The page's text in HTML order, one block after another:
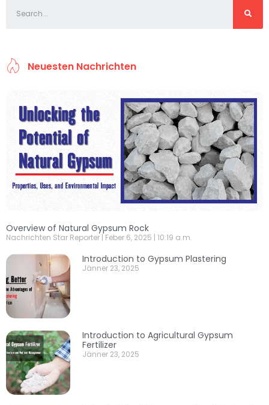
Neuesten Nachrichten
Overview of Natural Gypsum Rock
Nachrichten Star Reporter Feber 6, 2025 10:19 a.m.
Introduction to Gypsum Plastering
Jänner 23, 2025
Introduction to Agricultural Gypsum
Fertilizer
Jänner 23, 2025